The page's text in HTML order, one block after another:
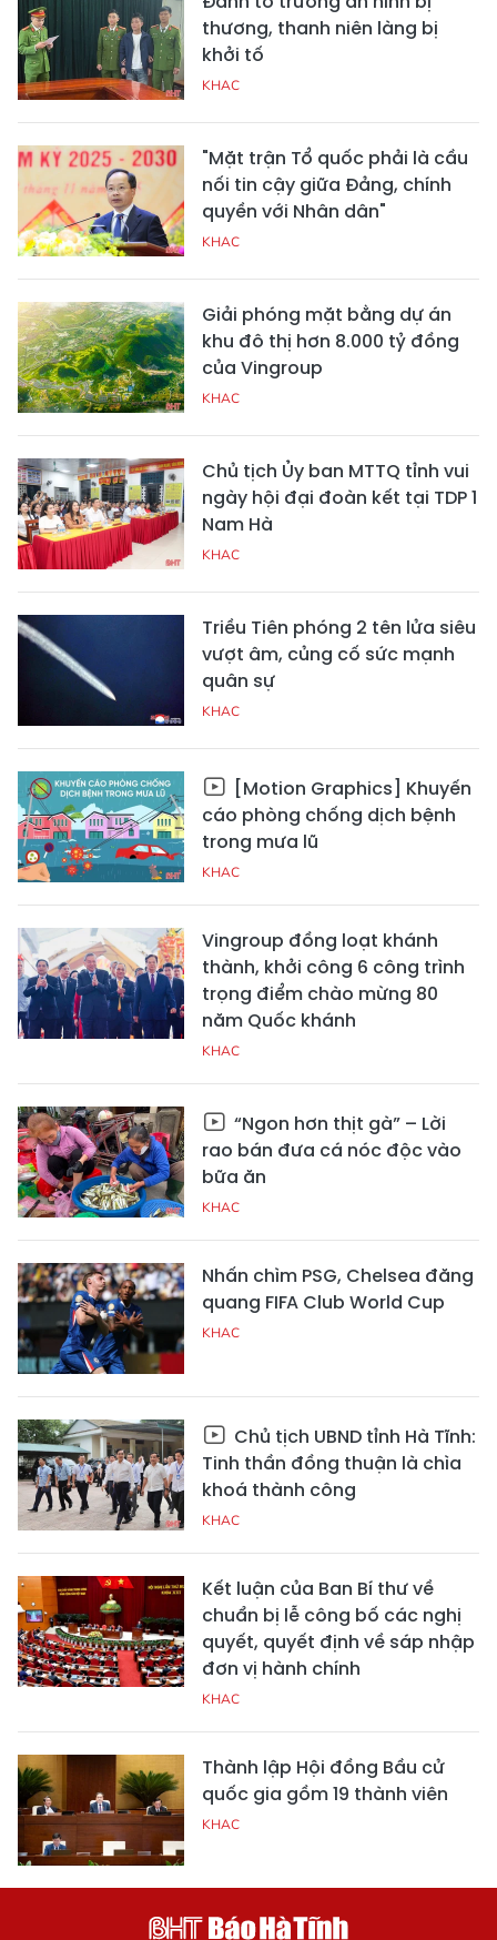
thương, thanh niên làng bị
khởi tố
KHAC
"Mặt trận Tổ quốc phải là cầu
nối tin cậy giữa Đảng, chính
quyền với Nhân dân"
KHAC
Giải phóng mặt bằng dự án
khu đô thị hơn 8.000 tỷ đồng
của Vingroup
KHAC
Chủ tịch Ủy ban MTTQ tỉnh vui
ngày hội đại đoàn kết tại TDP 1
Nam Hà
KHAC
Triều Tiên phóng 2 tên lửa siêu
vượt âm, củng cố sức mạnh
quân sự
KHAC
[Motion Graphics] Khuyến
cáo phòng chống dịch bệnh
trong mưa lũ
KHAC
Vingroup đồng loạt khánh
thành, khởi công 6 công trình
trọng điểm chào mừng 80
năm Quốc khánh
KHAC
“Ngon hơn thịt gà” – Lời
rao bán đưa cá nóc độc vào
bữa ăn
KHAC
Nhấn chìm PSG, Chelsea đăng
quang FIFA Club World Cup
KHAC
Chủ tịch UBND tỉnh Hà Tĩnh:
Tinh thần đồng thuận là chìa
khoá thành công
KHAC
Kết luận của Ban Bí thư về
chuẩn bị lễ công bố các nghị
quyết, quyết định về sáp nhập
đơn vị hành chính
KHAC
Thành lập Hội đồng Bầu cử
quốc gia gồm 19 thành viên
KHAC